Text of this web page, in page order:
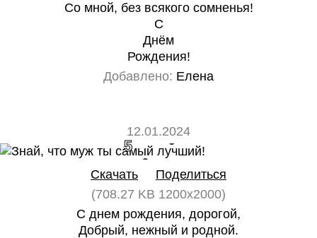
Со мной, без всякого сомненья!
С
Днём
Рождения!
Добавлено: Елена
12.01.2024
5 0
Скачать
Поделиться
(708.27 KB 1200x2000)
С днем рождения, дорогой,
Добрый, нежный и родной.